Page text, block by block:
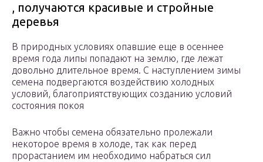
, получаются красивые и стройные
деревья
В природных условиях опавшие еще в осеннее
время года липы попадают на землю, где лежат
довольно длительное время. С наступлением зимы
семена подвергаются воздействию холодных
условий, благоприятствующих созданию условий
состояния покоя
Важно чтобы семена обязательно пролежали
некоторое время в холоде, так как перед
прорастанием им необходимо набраться сил